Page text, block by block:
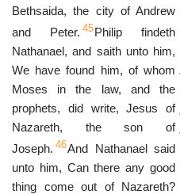
Bethsaida, the city of Andrew
and Peter. 45Philip findeth
Nathanael, and saith unto him,
We have found him, of whom
Moses in the law, and the
prophets, did write, Jesus of
Nazareth, the son of
Joseph. 46And Nathanael said
unto him, Can there any good
thing come out of Nazareth?